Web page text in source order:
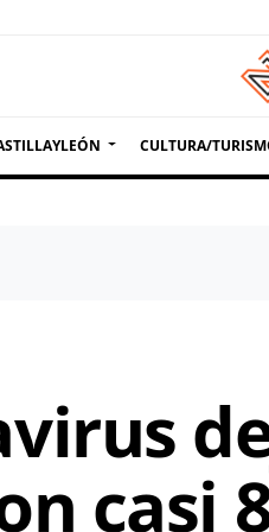
CULTURA/
casi